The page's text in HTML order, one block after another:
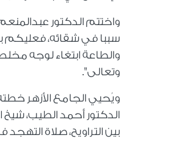
واختتم الدكتور
سببا في شقائه، فعليكم
والطاعة ابتغاء لوجه
وتعالى".
ويُحيي الجامع الأزهر
الدكتور أحمد الطيب، شيخ
بين التراويح، صلاة